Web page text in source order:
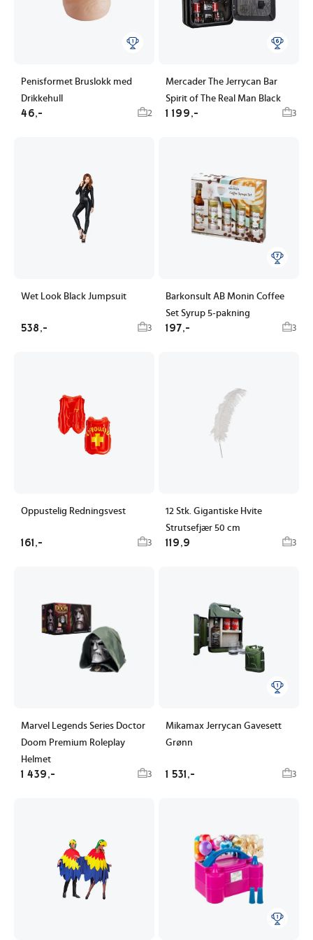
Penisformet Bruslokk med
Drikkehull
46,- 2
Mercader The Jerrycan Bar
Spirit of The Real Man Black
1 199,- 3
Wet Look Black Jumpsuit
538,- 3
Barkonsult AB Monin Coffee
Set Syrup 5-pakning
197,- 3
Oppustelig Redningsvest
161,- 3
12 Stk. Gigantiske Hvite
Strutsefjær 50 cm
119,9 3
Marvel Legends Series Doctor
Doom Premium Roleplay
Helmet
1 439,- 3
Mikamax Jerrycan Gavesett
Grønn
1 531,- 3